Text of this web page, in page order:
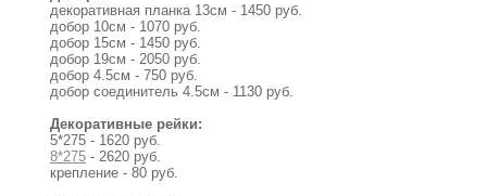
декоративная планка 13см - 1450 руб.
добор 10см - 1070 руб.
добор 15см - 1450 руб.
добор 19см - 2050 руб.
добор 4.5см - 750 руб.
добор соединитель 4.5см - 1130 руб.
Декоративные рейки:
5*275 - 1620 руб.
8*275 - 2620 руб.
крепление - 80 руб.